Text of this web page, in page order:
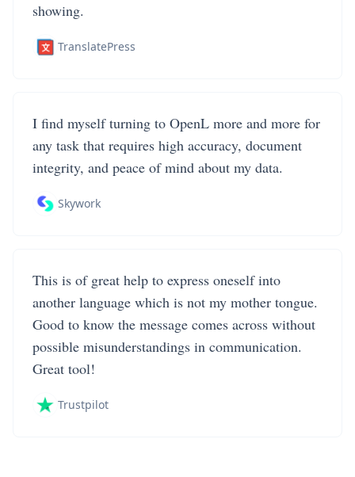
showing.
TranslatePress
I find myself turning to OpenL more and more for
any task that requires high accuracy, document
integrity, and peace of mind about my data.
Skywork
This is of great help to express oneself into
another language which is not my mother tongue.
Good to know the message comes across without
possible misunderstandings in communication.
Great tool!
Trustpilot